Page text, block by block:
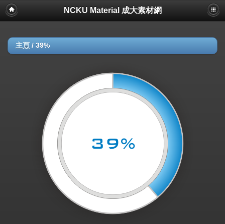
NCKU Material 成大素材網
主頁 / 39%